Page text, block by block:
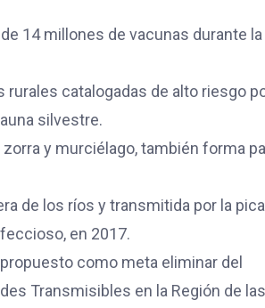
14 millones de vacunas durante la
catalogadas de alto riesgo
silvestre.
y murciélago, también forma
de los ríos y transmitida por la
en 2017.
como meta eliminar del
Transmisibles en la Región de las